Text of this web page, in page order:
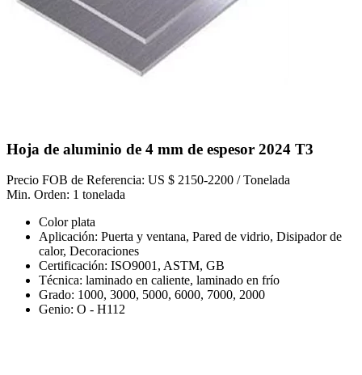
Hoja de aluminio de 4 mm de espesor 2024 T3
Precio FOB de Referencia: US $ 2150-2200 / Tonelada
Min. Orden: 1 tonelada
Color plata
Aplicación: Puerta y ventana, Pared de vidrio, Disipador de
calor, Decoraciones
Certificación: ISO9001, ASTM, GB
Técnica: laminado en caliente, laminado en frío
Grado: 1000, 3000, 5000, 6000, 7000, 2000
Genio: O - H112